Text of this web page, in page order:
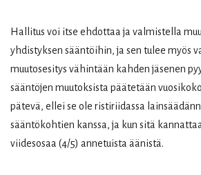
Hallitus voi itse ehdottaa ja valmistella
yhdistyksen sääntöihin, ja sen tulee myös
muutosesitys vähintään kahden jäsenen
sääntöjen muutoksista päätetään
pätevä, ellei se ole ristiriidassa
sääntökohtien kanssa, ja kun sitä
viidesosaa (4/5) annetuista äänistä.